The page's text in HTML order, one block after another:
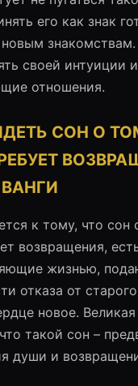
его как знак
своей интуиции
отношения.
СОН О
к тому, что сон
возвращения,
жизнью,
отказа от
новое.
такой сон –
души и